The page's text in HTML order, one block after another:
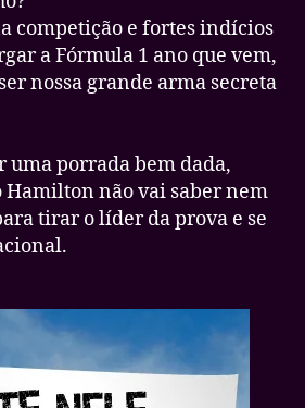
competição e fortes indícios
a Fórmula 1 ano que vem,
nossa grande arma secreta
uma porrada bem dada,
Hamilton não vai saber nem
tirar o líder da prova e se